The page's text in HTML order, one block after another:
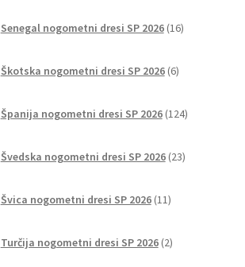
Senegal nogometni dresi SP 2026 16izdelkov
Škotska nogometni dresi SP 2026 6izdelkov
Španija nogometni dresi SP 2026 124izdelkov
Švedska nogometni dresi SP 2026 23izdelkov
Švica nogometni dresi SP 2026 11izdelkov
Turčija nogometni dresi SP 2026 2izdelka